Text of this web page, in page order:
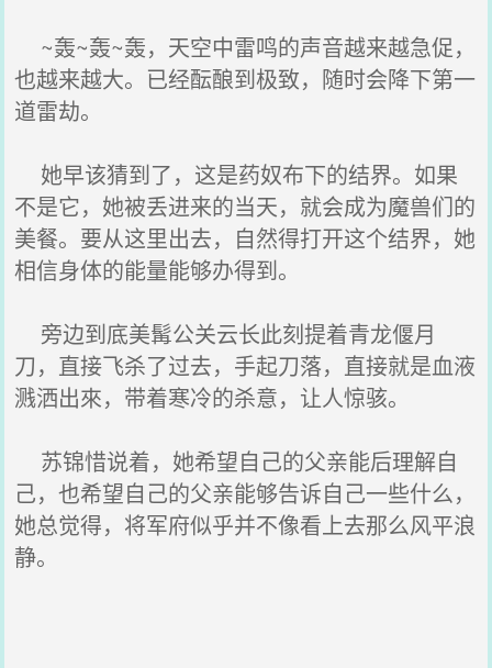
~轰~轰~轰，天空中雷鸣的声音越来越急促，
也越来越大。已经酝酿到极致，随时会降下第一
道雷劫。
她早该猜到了，这是药奴布下的结界。如果
不是它，她被丢进来的当天，就会成为魔兽们的
美餐。要从这里出去，自然得打开这个结界，她
相信身体的能量能够办得到。
旁边到底美髯公关云长此刻提着青龙偃月
刀，直接飞杀了过去，手起刀落，直接就是血液
溅洒出來，带着寒冷的杀意，让人惊骇。
苏锦惜说着，她希望自己的父亲能后理解自
己，也希望自己的父亲能够告诉自己一些什么，
她总觉得，将军府似乎并不像看上去那么风平浪
静。